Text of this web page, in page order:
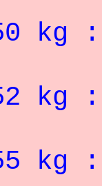
- 50
52
- 55